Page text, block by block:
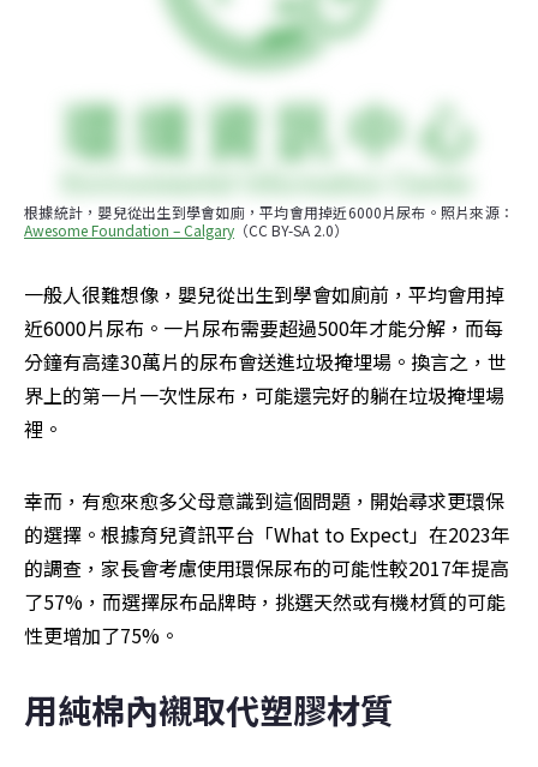
根據統計，嬰兒從出生到學會如廁，平均會用掉近6000片尿布。照片來源：
Awesome Foundation – Calgary （CC BY-SA 2.0）
一般人很難想像，嬰兒從出生到學會如廁前，平均會用掉
近6000片尿布。一片尿布需要超過500年才能分解，而每
分鐘有高達30萬片的尿布會送進垃圾掩埋場。換言之，世
界上的第一片一次性尿布，可能還完好的躺在垃圾掩埋場
裡。
幸而，有愈來愈多父母意識到這個問題，開始尋求更環保
的選擇。根據育兒資訊平台「What to Expect」在2023年
的調查，家長會考慮使用環保尿布的可能性較2017年提高
了57%，而選擇尿布品牌時，挑選天然或有機材質的可能
性更增加了75%。
用純棉內襯取代塑膠材質